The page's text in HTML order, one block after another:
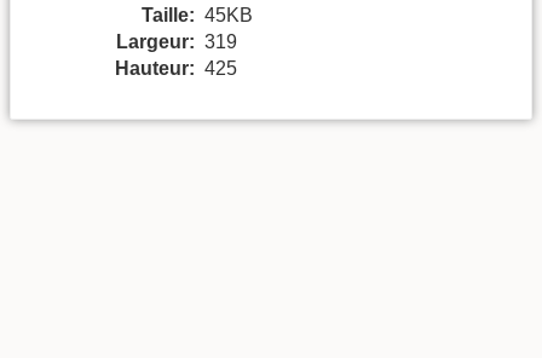
Taille: 45KB
Largeur: 319
Hauteur: 425